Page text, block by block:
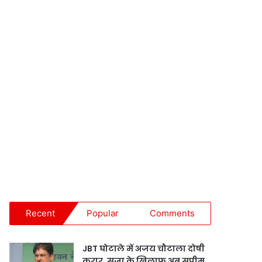
Recent Popular Comments
JBT घोटाले में अजय चौटाला दोषी